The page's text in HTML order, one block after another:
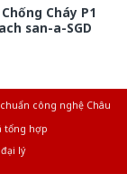
Cháy P1
san-a-SGD
công nghệ Châu
tổng hợp
lý